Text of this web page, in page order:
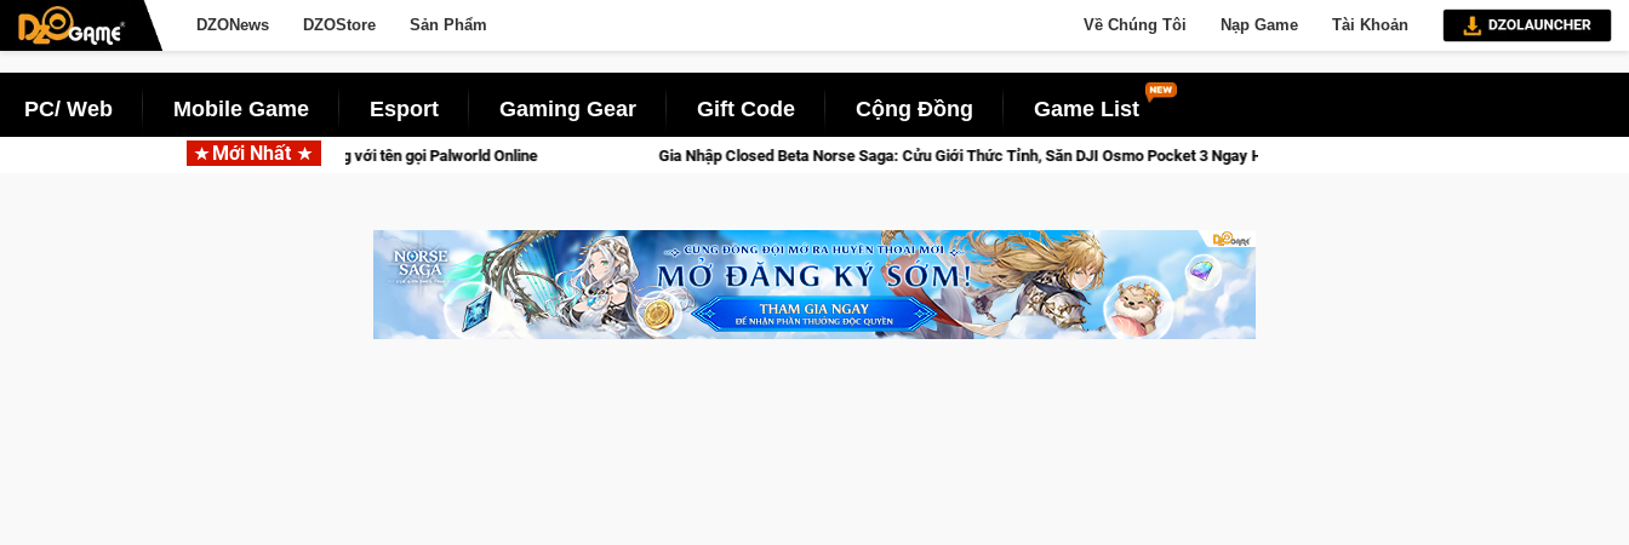
DZONews DZOStore Sản Phẩm Về Chúng Tôi Nạp Game Tài Khoản
PC/ Web Mobile Game Esport Gaming Gear Gift Code Cộng Đồng Game List
Mới Nhất
lên di động với tên gọi Palworld Online Gia Nhập Closed Beta Norse Saga: Cửu Giới Thức Tỉnh, Săn DJI Osmo Pocket 3 Ngay Hôm Nay Lineage W – Quyền lực và tài phú sẽ về tay kẻ đoạt được